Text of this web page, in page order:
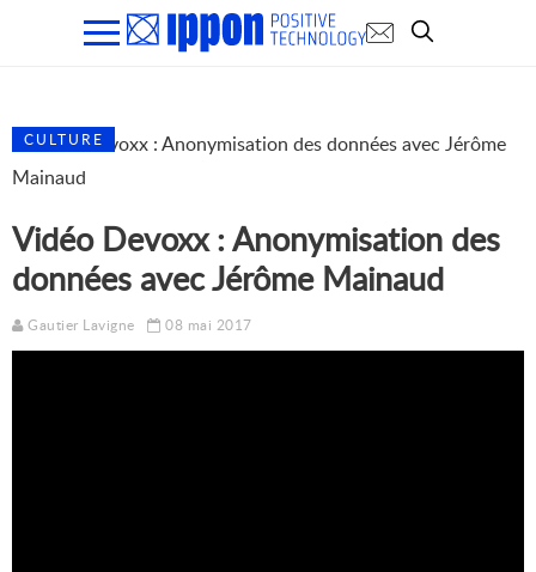
CULTURE
Vidéo Devoxx : Anonymisation des
données avec Jérôme Mainaud
Gautier Lavigne 08 mai 2017